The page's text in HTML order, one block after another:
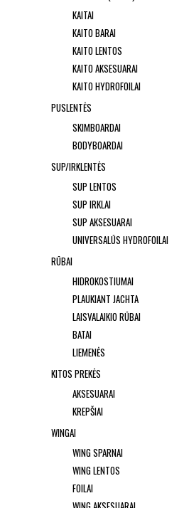
KAITAI
KAITO BARAI
KAITO LENTOS
KAITO AKSESUARAI
KAITO HYDROFOILAI
PUSLENTĖS
SKIMBOARDAI
BODYBOARDAI
SUP/IRKLENTĖS
SUP LENTOS
SUP IRKLAI
SUP AKSESUARAI
UNIVERSALŪS HYDROFOILAI
RŪBAI
HIDROKOSTIUMAI
PLAUKIANT JACHTA
LAISVALAIKIO RŪBAI
BATAI
LIEMENĖS
KITOS PREKĖS
AKSESUARAI
KREPŠIAI
WINGAI
WING SPARNAI
WING LENTOS
FOILAI